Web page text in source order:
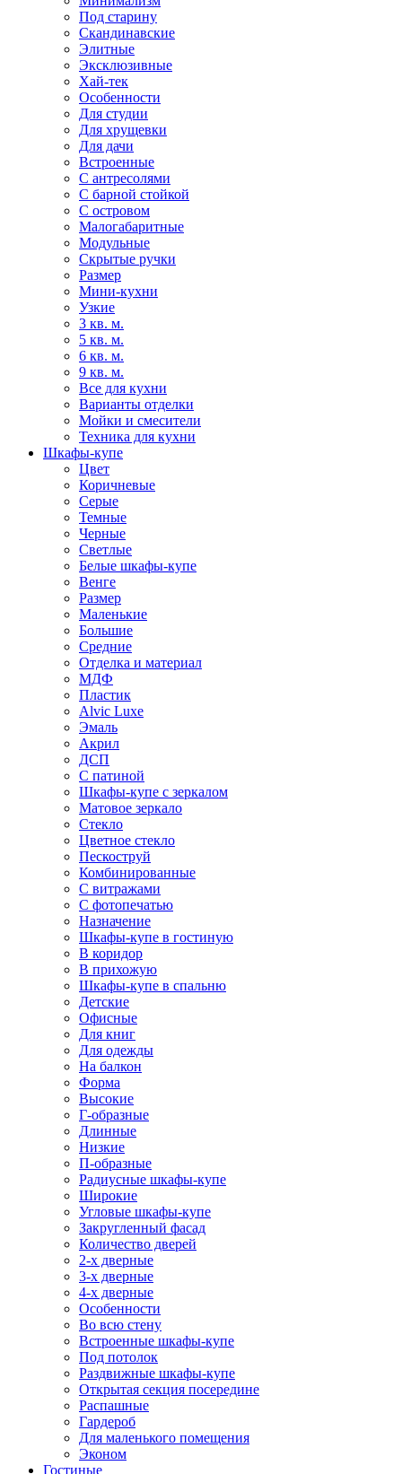
Под старину
Скандинавские
Элитные
Эксклюзивные
Хай-тек
Особенности
Для студии
Для хрущевки
Для дачи
Встроенные
С антресолями
С барной стойкой
С островом
Малогабаритные
Модульные
Скрытые ручки
Размер
Мини-кухни
Узкие
3 кв. м.
5 кв. м.
6 кв. м.
9 кв. м.
Все для кухни
Варианты отделки
Мойки и смесители
Техника для кухни
Шкафы-купе
Цвет
Коричневые
Серые
Темные
Черные
Светлые
Белые шкафы-купе
Венге
Размер
Маленькие
Большие
Средние
Отделка и материал
МДФ
Пластик
Alvic Luxe
Эмаль
Акрил
ДСП
С патиной
Шкафы-купе с зеркалом
Матовое зеркало
Стекло
Цветное стекло
Пескоструй
Комбинированные
С витражами
С фотопечатью
Назначение
Шкафы-купе в гостиную
В коридор
В прихожую
Шкафы-купе в спальню
Детские
Офисные
Для книг
Для одежды
На балкон
Форма
Высокие
Г-образные
Длинные
Низкие
П-образные
Радиусные шкафы-купе
Широкие
Угловые шкафы-купе
Закругленный фасад
Количество дверей
2-х дверные
3-х дверные
4-х дверные
Особенности
Во всю стену
Встроенные шкафы-купе
Под потолок
Раздвижные шкафы-купе
Открытая секция посередине
Распашные
Гардероб
Для маленького помещения
Эконом
Гостиные